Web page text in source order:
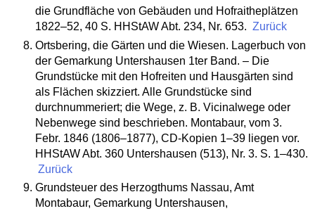
die Grundfläche von Gebäuden und Hofraitheplätzen
1822–52, 40 S. HHStAW Abt. 234, Nr. 653. Zurück
Ortsbering, die Gärten und die Wiesen. Lagerbuch von
der Gemarkung Untershausen 1ter Band. – Die
Grundstücke mit den Hofreiten und Hausgärten sind
als Flächen skizziert. Alle Grundstücke sind
durchnummeriert; die Wege, z. B. Vicinalwege oder
Nebenwege sind beschrieben. Montabaur, vom 3.
Febr. 1846 (1806–1877), CD-Kopien 1–39 liegen vor.
HHStAW Abt. 360 Untershausen (513), Nr. 3. S. 1–430.
Zurück
Grundsteuer des Herzogthums Nassau, Amt
Montabaur, Gemarkung Untershausen,